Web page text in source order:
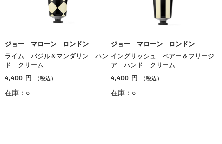
ジョー マローン ロンドン
ライム バジル＆マンダリン ハン
ド クリーム
4,400 円 （税込）
在庫：○
ジョー マローン ロンドン
イングリッシュ ペアー＆フリージ
ア ハンド クリーム
4,400 円 （税込）
在庫：○